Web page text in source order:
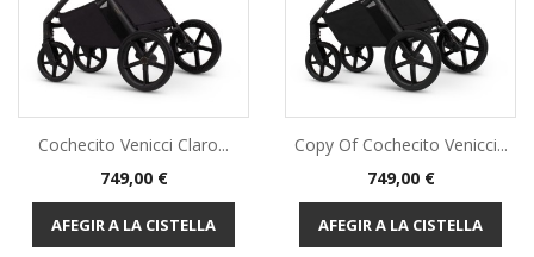
Cochecito Venicci Claro...
Preu
749,00 €
AFEGIR A LA CISTELLA
Copy Of Cochecito Venicci...
Preu
749,00 €
AFEGIR A LA CISTELLA